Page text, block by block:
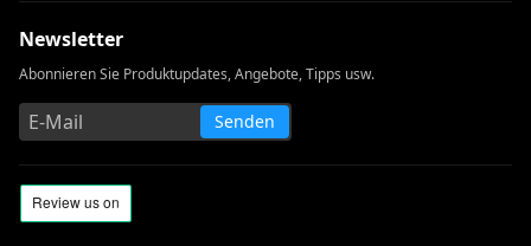
Newsletter
Abonnieren Sie Produktupdates, Angebote, Tipps usw.
Senden